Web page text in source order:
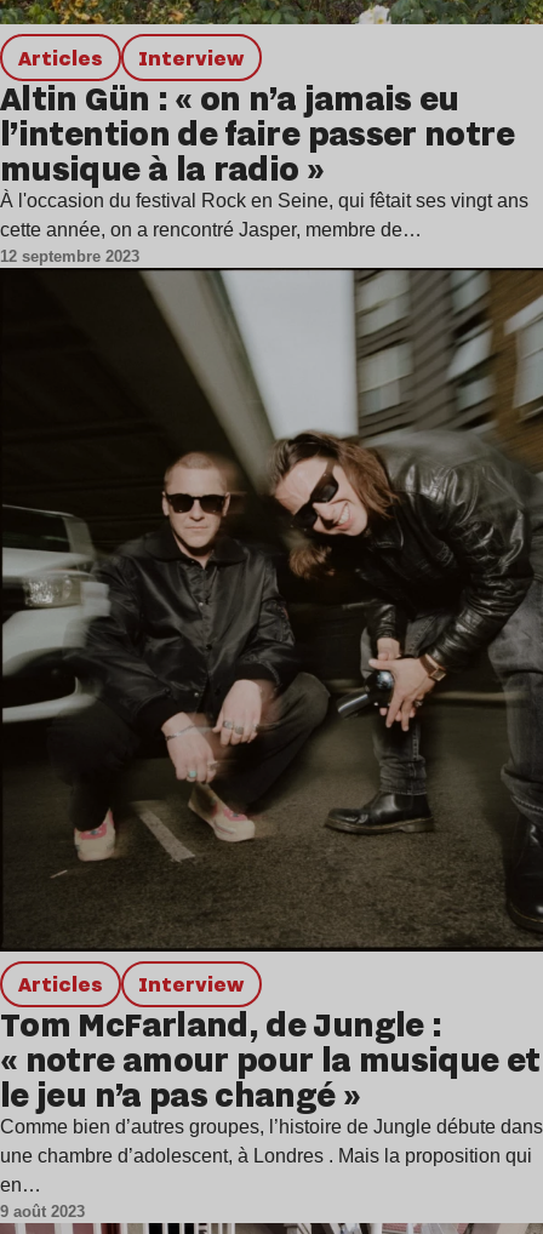
Articles interview
Altin Gün : « on n’a jamais eu
l’intention de faire passer notre
musique à la radio »
À l'occasion du festival Rock en Seine, qui fêtait ses vingt ans
cette année, on a rencontré Jasper, membre de…
12 septembre 2023
Articles interview
Tom McFarland, de Jungle :
« notre amour pour la musique et
le jeu n’a pas changé »
Comme bien d’autres groupes, l’histoire de Jungle débute dans
une chambre d’adolescent, à Londres . Mais la proposition qui
en…
9 août 2023